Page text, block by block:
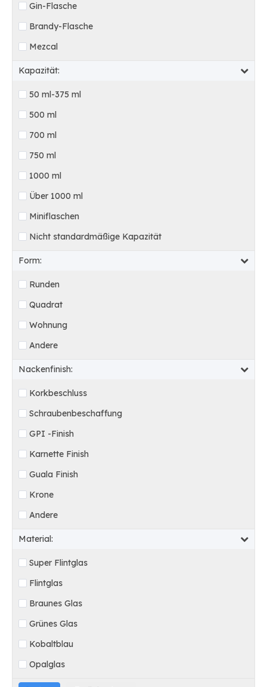
Gin-Flasche
Brandy-Flasche
Mezcal
Kapazität:
50 ml-375 ml
500 ml
700 ml
750 ml
1000 ml
Über 1000 ml
Miniflaschen
Nicht standardmäßige Kapazität
Form:
Runden
Quadrat
Wohnung
Andere
Nackenfinish:
Korkbeschluss
Schraubenbeschaffung
GPI -Finish
Karnette Finish
Guala Finish
Krone
Andere
Material:
Super Flintglas
Flintglas
Braunes Glas
Grünes Glas
Kobaltblau
Opalglas